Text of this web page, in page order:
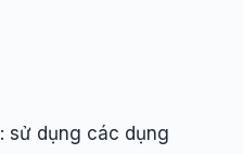
sử dụng các dụng